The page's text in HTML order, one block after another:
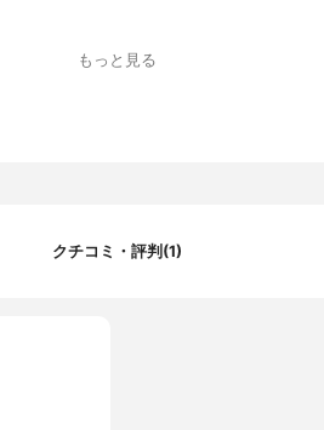
もっと見る
クチコミ・評判(1)